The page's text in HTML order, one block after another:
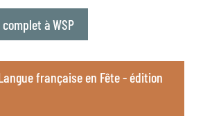
complet à WSP
française en Fête - édition